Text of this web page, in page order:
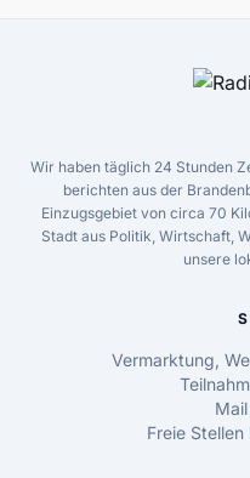
Wir haben täglich 24 Stunden
berichten aus der
Einzugsgebiet von circa 70
Stadt aus Politik, Wirtschaft,
unsere
Vermarktung,
Freie